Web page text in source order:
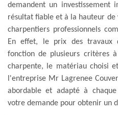
demandent un
résultat fiable et à la hauteur de
charpentiers professionnels
En effet, le prix des travaux
fonction de plusieurs critères
charpente, le matériau choisi
l'entreprise Mr Lagrenee
abordable et adapté à
votre demande pour obtenir un